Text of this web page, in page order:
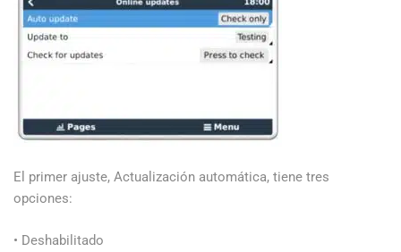
El primer ajuste, Actualización automática, tiene tres
opciones:
• Deshabilitado